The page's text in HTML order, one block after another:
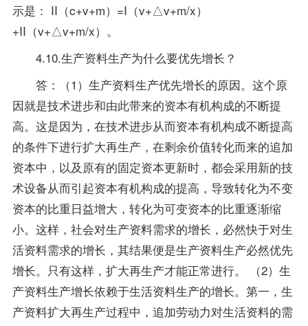
示是： II（c+v+m）=I（v+△v+m/x）
+II（v+△v+m/x）。
4.10.生产资料生产为什么要优先增长？
答：（1）生产资料生产优先增长的原因。这个原
因就是技术进步和由此带来的资本有机构成的不断提
高。这是因为，在技术进步从而资本有机构成不断提高
的条件下进行扩大再生产，在剩余价值转化而来的追加
资本中，以及原有的固定资本更新时，都会采用新的技
术设备从而引起资本有机构成的提高，导致转化为不变
资本的比重日益增大，转化为可变资本的比重逐渐缩
小。这样，社会对生产资料需求的增长，必然快于对生
活资料需求的增长，其结果便是生产资料生产必然优先
增长。只有这样，扩大再生产才能正常进行。 （2）生
产资料生产增长依赖于生活资料生产的增长。第一，生
产资料扩大再生产过程中，追加劳动力对生活资料的需